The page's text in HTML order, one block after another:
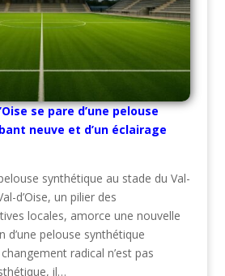
se pare d’une pelouse
neuve et d’un éclairage
synthétique au stade du Val-
d’Oise, un pilier des
locales, amorce une nouvelle
d’une pelouse synthétique
radical n’est pas
il…